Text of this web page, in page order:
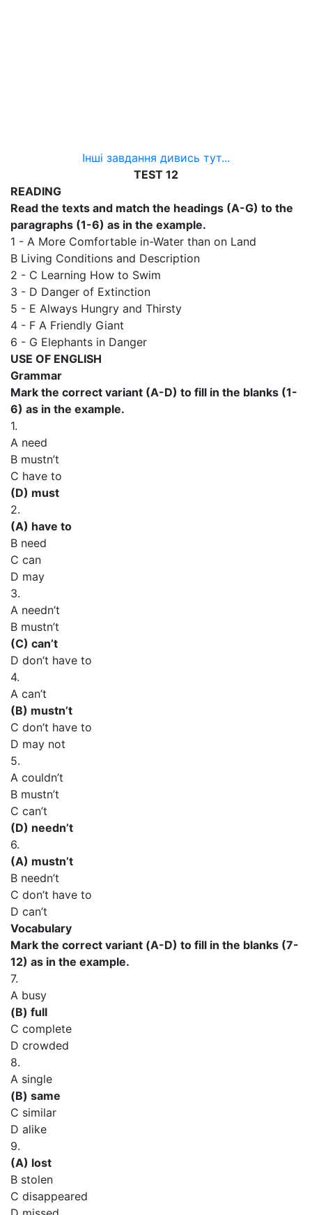
Інші завдання дивись тут...
TEST 12
READING
Read the texts and match the headings (A-G) to the
paragraphs (1-6) as in the example.
1 - A More Comfortable in-Water than on Land
В Living Conditions and Description
2 - C Learning How to Swim
3 - D Danger of Extinction
5 - E Always Hungry and Thirsty
4 - F A Friendly Giant
6 - G Elephants in Danger
USE OF ENGLISH
Grammar
Mark the correct variant (A-D) to fill in the blanks (1-
6) as in the example.
1.
A need
В mustn’t
C have to
(D) must
2.
(A) have to
В need
C can
D may
3.
A needn’t
В mustn’t
(C) can’t
D don’t have to
4.
A can’t
(B) mustn’t
C don’t have to
D may not
5.
A couldn’t
В mustn’t
C can’t
(D) needn’t
6.
(A) mustn’t
В needn’t
C don’t have to
D can’t
Vocabulary
Mark the correct variant (А-D) to fill in the blanks (7-
12) as in the example.
7.
A busy
(В) full
C complete
D crowded
8.
A single
(В) same
C similar
D alike
9.
(A) lost
В stolen
C disappeared